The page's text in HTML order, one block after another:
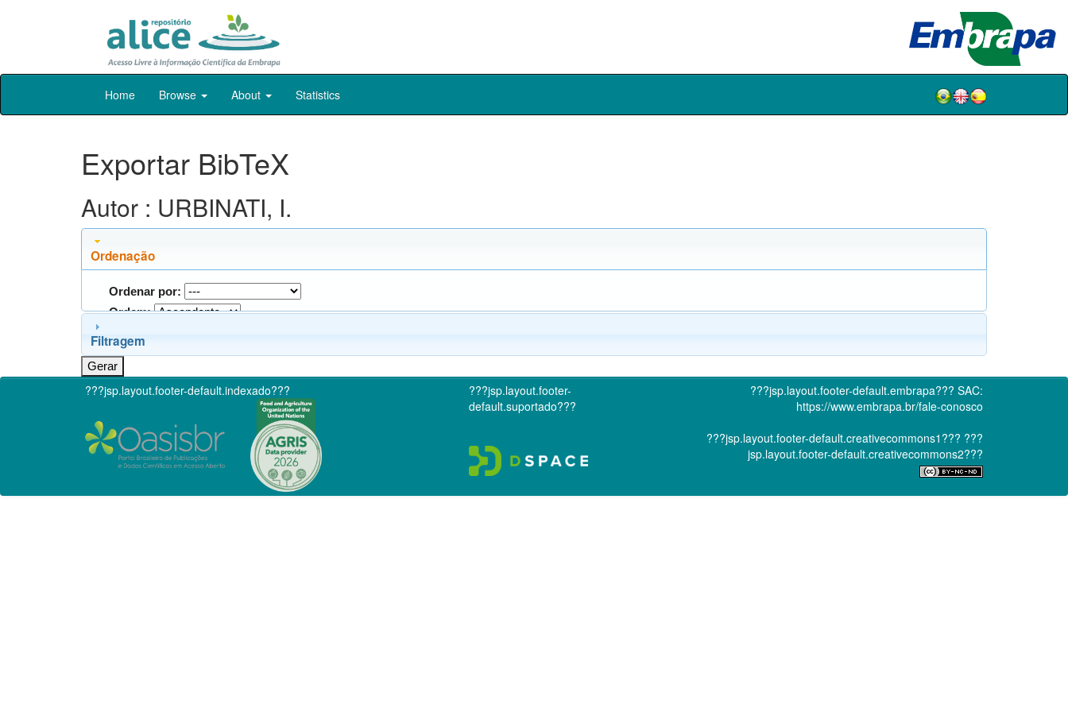
Skip
Home Browse About Statistics
Exportar BibTeX
Autor : URBINATI, I.
Ordenação
Ordenar por:
Ordem:
Filtragem
???jsp.layout.footer-default.indexado???
???jsp.layout.footer-
default.suportado???
???jsp.layout.footer-default.embrapa??? SAC:
https://www.embrapa.br/fale-conosco
???jsp.layout.footer-default.creativecommons1??? ???
jsp.layout.footer-default.creativecommons2???